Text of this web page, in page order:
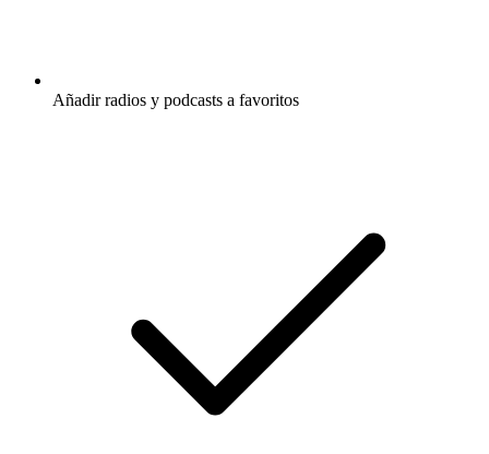
Añadir radios y podcasts a favoritos